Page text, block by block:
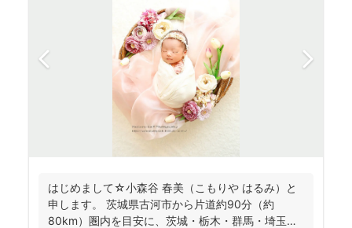
はじめまして☆小森谷 春美（こもりや はるみ）と
申します。 茨城県古河市から片道約90分（約
80km）圏内を目安に、茨城・栃木・群馬・埼玉